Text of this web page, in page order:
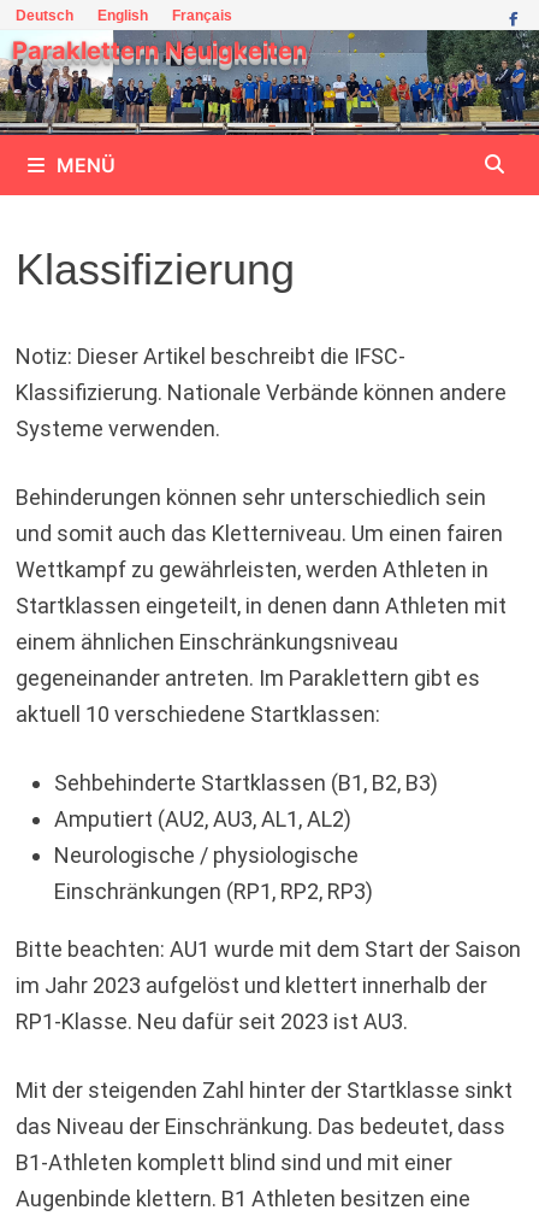
Zum
Inhalt
springen
Deutsch English Français
Paraklettern Neuigkeiten
MENÜ
Klassifizierung
Notiz: Dieser Artikel beschreibt die IFSC-
Klassifizierung. Nationale Verbände können andere
Systeme verwenden.
Behinderungen können sehr unterschiedlich sein
und somit auch das Kletterniveau. Um einen fairen
Wettkampf zu gewährleisten, werden Athleten in
Startklassen eingeteilt, in denen dann Athleten mit
einem ähnlichen Einschränkungsniveau
gegeneinander antreten. Im Paraklettern gibt es
aktuell 10 verschiedene Startklassen:
Sehbehinderte Startklassen (B1, B2, B3)
Amputiert (AU2, AU3, AL1, AL2)
Neurologische / physiologische
Einschränkungen (RP1, RP2, RP3)
Bitte beachten: AU1 wurde mit dem Start der Saison
im Jahr 2023 aufgelöst und klettert innerhalb der
RP1-Klasse. Neu dafür seit 2023 ist AU3.
Mit der steigenden Zahl hinter der Startklasse sinkt
das Niveau der Einschränkung. Das bedeutet, dass
B1-Athleten komplett blind sind und mit einer
Augenbinde klettern. B1 Athleten besitzen eine